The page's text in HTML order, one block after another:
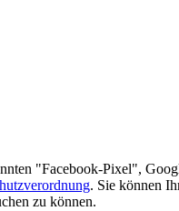
"Facebook-Pixel",
. Sie können
zu können.